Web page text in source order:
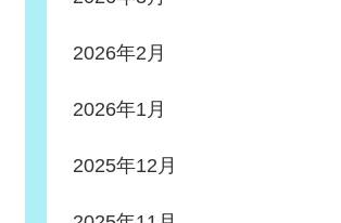
2026年2月
2026年1月
2025年12月